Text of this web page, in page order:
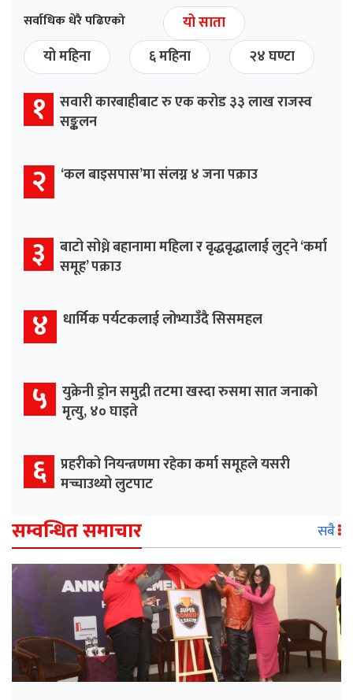
सर्वाधिक धेरै पढिएको
यो साता
यो महिना
६ महिना २४ घण्टा
१ सवारी कारबाहीबाट रु एक करोड ३३ लाख राजस्व
सङ्कलन
२ ‘कल बाइसपास’मा संलग्न ४ जना पक्राउ
३ बाटो सोध्ने बहानामा महिला र वृद्धवृद्धालाई लुट्ने ‘कर्मा
समूह’ पक्राउ
४ धार्मिक पर्यटकलाई लोभ्याउँदै सिसमहल
५ युक्रेनी ड्रोन समुद्री तटमा खस्दा रुसमा सात जनाको
मृत्यु, ४० घाइते
६ प्रहरीको नियन्त्रणमा रहेका कर्मा समूहले यसरी
मच्चाउथ्यो लुटपाट
सम्वन्धित समाचार सबै